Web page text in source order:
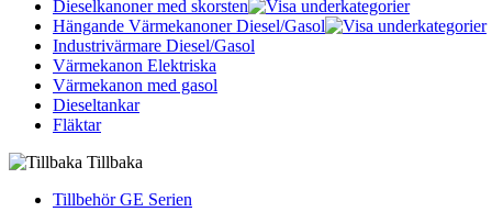
Dieselkanoner med skorsten
Hängande Värmekanoner Diesel/Gasol
Industrivärmare Diesel/Gasol
Värmekanon Elektriska
Värmekanon med gasol
Dieseltankar
Fläktar
Tillbaka
Tillbehör GE Serien